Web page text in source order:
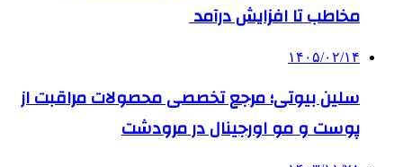
مخاطب تا افزایش درآمد
۱۴۰۵/۰۲/۱۴
سلین بیوتی؛ مرجع تخصصی محصولات مراقبت از
پوست و مو اورجینال در مرودشت